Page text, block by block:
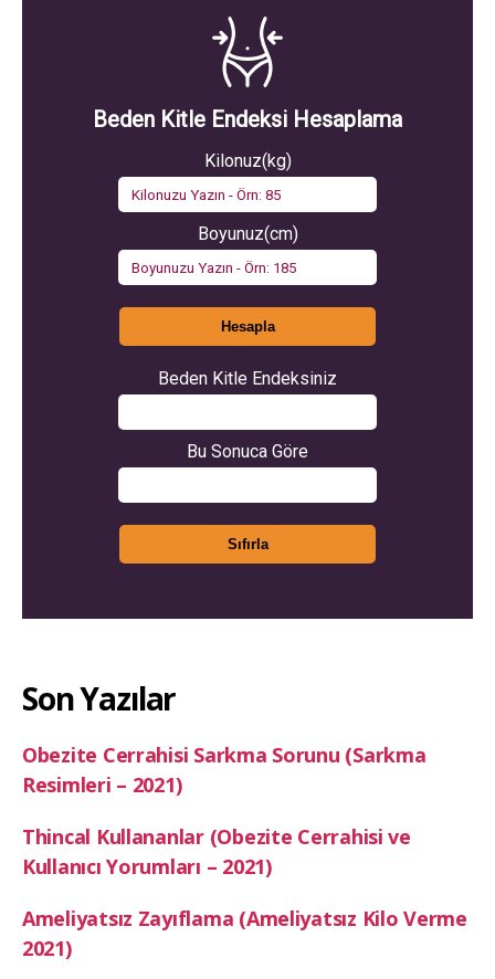
Son Yazılar
Obezite Cerrahisi Sarkma Sorunu (Sarkma
Resimleri – 2021)
Thincal Kullananlar (Obezite Cerrahisi ve
Kullanıcı Yorumları – 2021)
Ameliyatsız Zayıflama (Ameliyatsız Kilo Verme
2021)